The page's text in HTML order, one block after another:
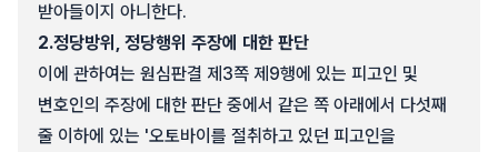
받아들이지 아니한다.
2.정당방위, 정당행위 주장에 대한 판단
이에 관하여는 원심판결 제3쪽 제9행에 있는 피고인 및
변호인의 주장에 대한 판단 중에서 같은 쪽 아래에서 다섯째
줄 이하에 있는 '오토바이를 절취하고 있던 피고인을